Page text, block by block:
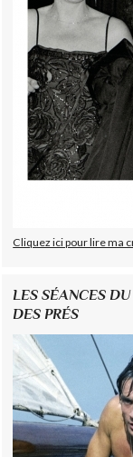
Cliquez ici pour lire ma
LES SÉANCES
DES PRÉS